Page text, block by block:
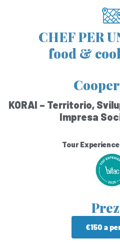
CHEF PER
food &
KORAI – Territorio,
Impresa
Tour
€150 a